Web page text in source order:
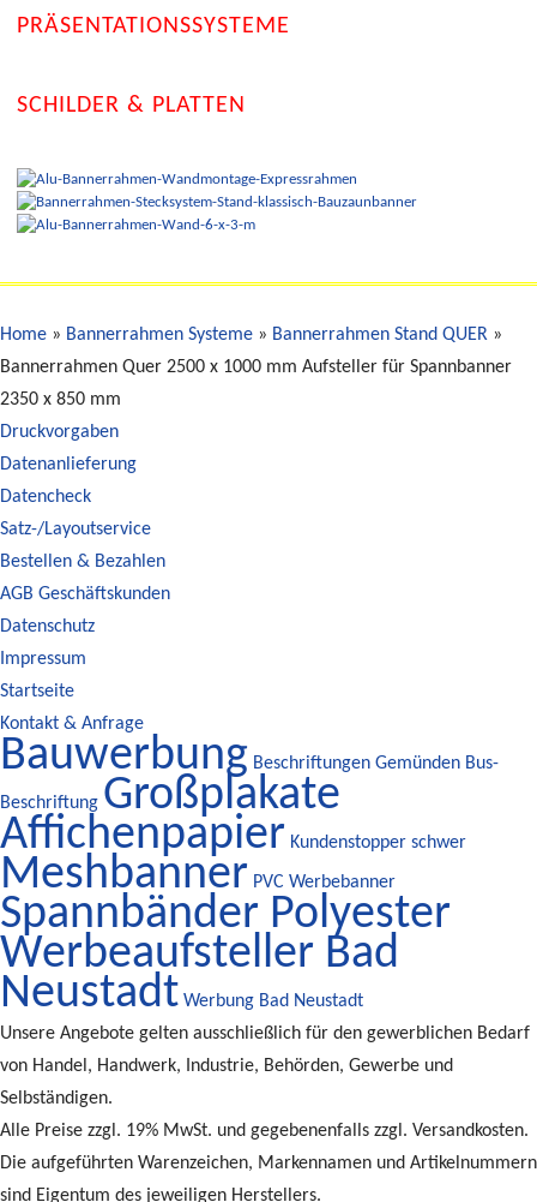
PRÄSENTATIONSSYSTEME
SCHILDER & PLATTEN
Home » Bannerrahmen Systeme » Bannerrahmen Stand QUER »
Bannerrahmen Quer 2500 x 1000 mm Aufsteller für Spannbanner
2350 x 850 mm
Druckvorgaben
Datenanlieferung
Datencheck
Satz-/Layoutservice
Bestellen & Bezahlen
AGB Geschäftskunden
Datenschutz
Impressum
Startseite
Kontakt & Anfrage
Bauwerbung Beschriftungen Gemünden Bus-
Beschriftung Großplakate
Affichenpapier Kundenstopper schwer
Meshbanner PVC Werbebanner
Spannbänder Polyester
Werbeaufsteller Bad
Neustadt Werbung Bad Neustadt
Unsere Angebote gelten ausschließlich für den gewerblichen Bedarf
von Handel, Handwerk, Industrie, Behörden, Gewerbe und
Selbständigen.
Alle Preise zzgl. 19% MwSt. und gegebenenfalls zzgl. Versandkosten.
Die aufgeführten Warenzeichen, Markennamen und Artikelnummern
sind Eigentum des jeweiligen Herstellers.